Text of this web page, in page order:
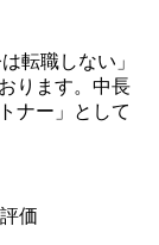
転職しない」
ります。中長
ナー」として
価